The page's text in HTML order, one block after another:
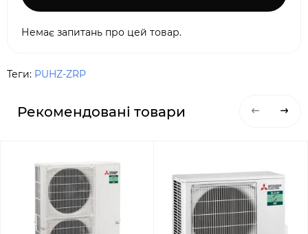
Немає запитань про цей товар.
Теги: PUHZ-ZRP
Рекомендовані товари